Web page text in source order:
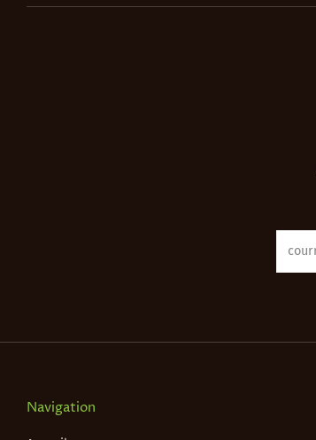
Navigation